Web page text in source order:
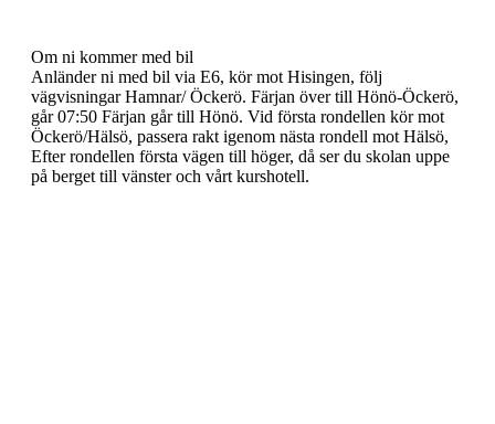
Om ni kommer med bil
Anländer ni med bil via E6, kör mot Hisingen, följ
vägvisningar Hamnar/ Öckerö. Färjan över till Hönö-Öckerö,
går 07:50 Färjan går till Hönö. Vid första rondellen kör mot
Öckerö/Hälsö, passera rakt igenom nästa rondell mot Hälsö,
Efter rondellen första vägen till höger, då ser du skolan uppe
på berget till vänster och vårt kurshotell.